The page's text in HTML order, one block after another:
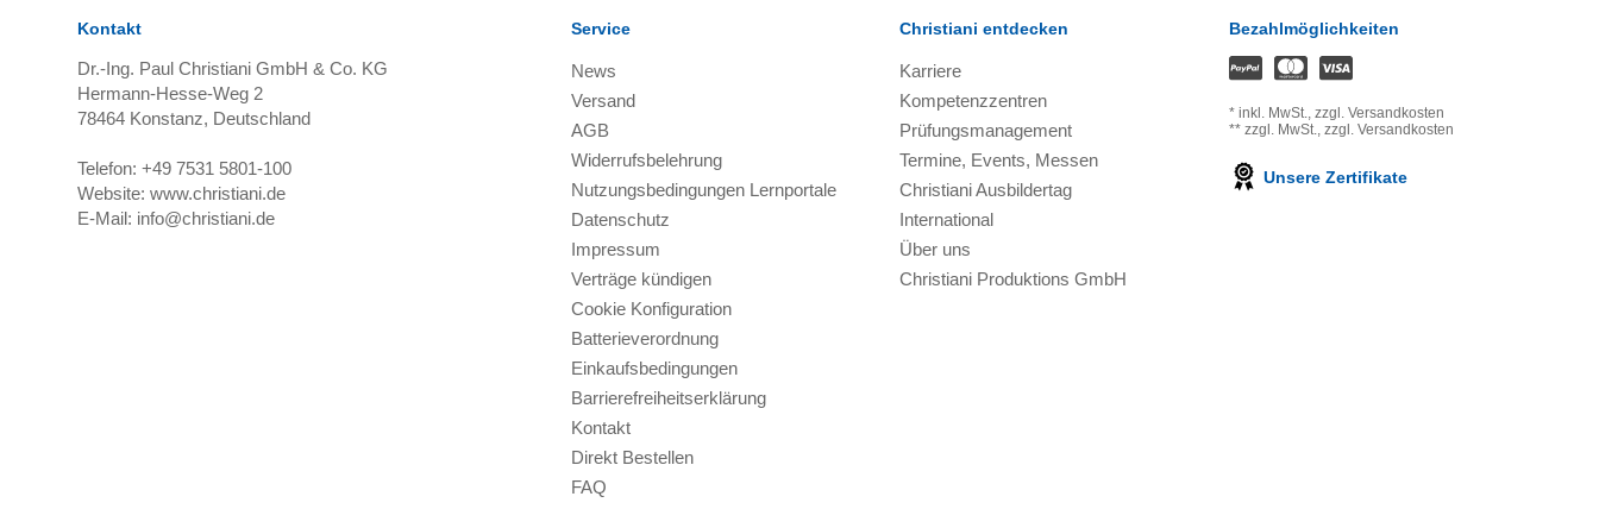
Kontakt
Dr.-Ing. Paul Christiani GmbH & Co. KG
Hermann-Hesse-Weg 2
78464Konstanz, Deutschland
Telefon: +49 7531 5801-100
Website: www.christiani.de
E-Mail: info@christiani.de
Service
News
Versand
AGB
Widerrufsbelehrung
Nutzungsbedingungen Lernportale
Datenschutz
Impressum
Verträge kündigen
Cookie Konfiguration
Batterieverordnung
Einkaufsbedingungen
Barrierefreiheitserklärung
Kontakt
Direkt Bestellen
FAQ
Christiani entdecken
Karriere
Kompetenzzentren
Prüfungsmanagement
Termine, Events, Messen
Christiani Ausbildertag
International
Über uns
Christiani Produktions GmbH
Bezahlmöglichkeiten
* inkl. MwSt., zzgl. Versandkosten
** zzgl. MwSt., zzgl. Versandkosten
Unsere Zertifikate